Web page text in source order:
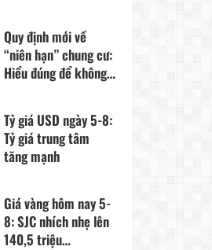
Quy định mới về
“niên hạn” chung cư:
Hiểu đúng để không
Tỷ giá USD ngày 5-8:
Tỷ giá trung tâm
tăng mạnh
Giá vàng hôm nay 5-
8: SJC nhích nhẹ lên
140,5 triệu